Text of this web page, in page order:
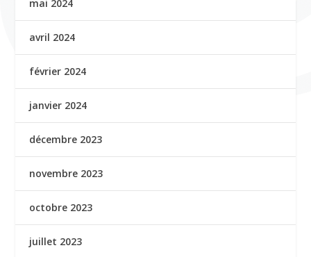
mai 2024
avril 2024
février 2024
janvier 2024
décembre 2023
novembre 2023
octobre 2023
juillet 2023